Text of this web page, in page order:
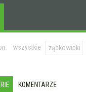
wszystkie ząbkowicki
KOMENTARZE